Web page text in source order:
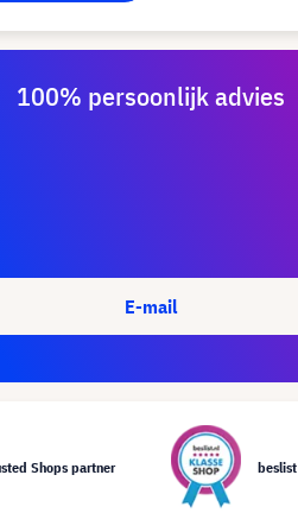
100% persoonlijk advies
E-mail
Shops partner beslist